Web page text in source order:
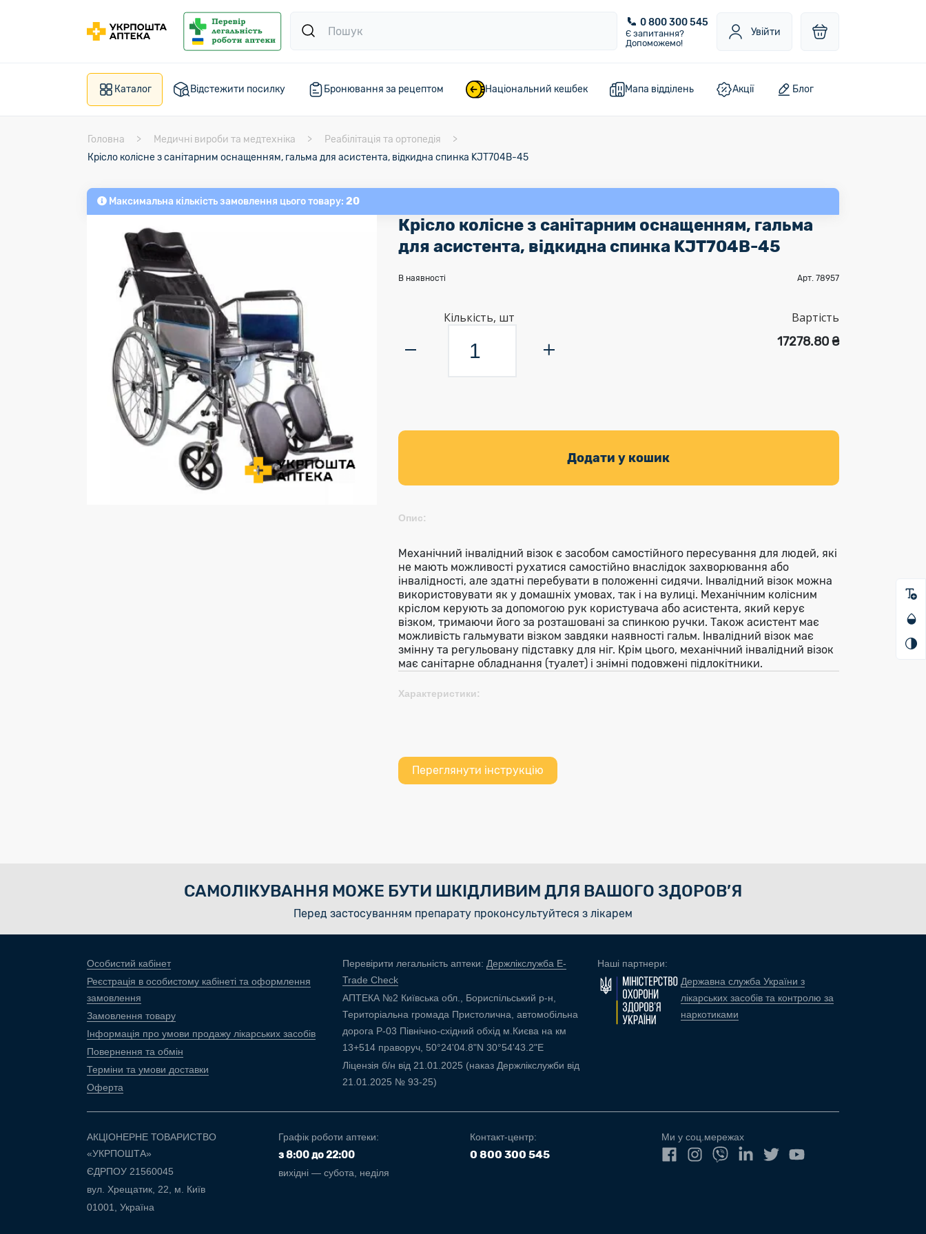
0 800 300 545
Є запитання?
Допоможемо!
Увійти
Каталог Відстежити посилку Бронювання за рецептом Національний кешбек Мапа відділень Акції Блог
Головна Медичні вироби та медтехніка
Реабілітація та ортопедія
Крісло колісне з санітарним оснащенням, гальма для асистента, відкидна спинка KJT704B-45
Максимальна кількість замовлення цього товару: 20
Крісло колісне з санітарним оснащенням, гальма
для асистента, відкидна спинка KJT704B-45
В наявності Арт. 78957
Кількість, шт
Вартість
17278.80 ₴
Додати у кошик
Опис:
Механічний інвалідний візок є засобом самостійного пересування для людей, які
не мають можливості рухатися самостійно внаслідок захворювання або
інвалідності, але здатні перебувати в положенні сидячи. Інвалідний візок можна
використовувати як у домашніх умовах, так і на вулиці. Механічним колісним
кріслом керують за допомогою рук користувача або асистента, який керує
візком, тримаючи його за розташовані за спинкою ручки. Також асистент має
можливість гальмувати візком завдяки наявності гальм. Інвалідний візок має
змінну та регульовану підставку для ніг. Крім цього, механічний інвалідний візок
має санітарне обладнання (туалет) і знімні подовжені підлокітники.
Характеристики:
Переглянути інструкцію
САМОЛІКУВАННЯ МОЖЕ БУТИ ШКІДЛИВИМ ДЛЯ ВАШОГО ЗДОРОВ’Я
Перед застосуванням препарату проконсультуйтеся з лікарем
Особистий кабінет
Реєстрація в особистому кабінеті та оформлення
замовлення
Замовлення товару
Інформація про умови продажу лікарських засобів
Повернення та обмін
Терміни та умови доставки
Оферта
Перевірити легальність аптеки: Держлікслужба E-
Trade Check
АПТЕКА №2 Київська обл., Бориспільський р-н,
Територіальна громада Пристолична, автомобільна
дорога Р-03 Північно-східний обхід м.Києва на км
13+514 праворуч, 50°24'04.8"N 30°54'43.2"E
Ліцензія б/н від 21.01.2025 (наказ Держлікслужби від
21.01.2025 № 93-25)
Наші партнери:
Державна служба України з
лікарських засобів та контролю за
наркотиками
АКЦІОНЕРНЕ ТОВАРИСТВО
«УКРПОШТА»
ЄДРПОУ 21560045
вул. Хрещатик, 22, м. Київ
01001, Україна
Графік роботи аптеки:
з 8:00 до 22:00
вихідні — субота, неділя
Контакт-центр:
0 800 300 545
Ми у соц.мережах